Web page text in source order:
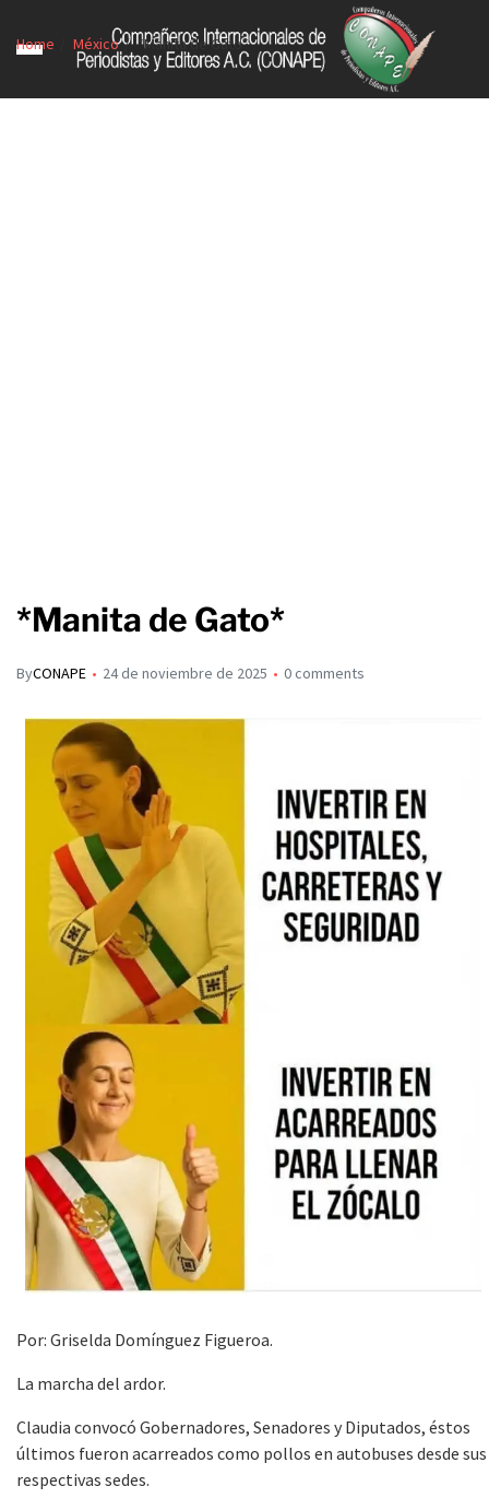
Home México *Manita de Gato*
*Manita de Gato*
ByCONAPE 24 de noviembre de 2025 0 comments
Por: Griselda Domínguez Figueroa.
La marcha del ardor.
Claudia convocó Gobernadores, Senadores y Diputados, éstos
últimos fueron acarreados como pollos en autobuses desde sus
respectivas sedes.